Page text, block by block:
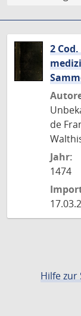
2
de
Jahr:
1474
Hilfe zur